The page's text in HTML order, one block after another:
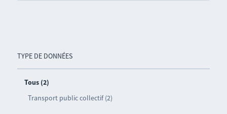
TYPE DE DONNÉES
Tous (2)
Transport public collectif (2)